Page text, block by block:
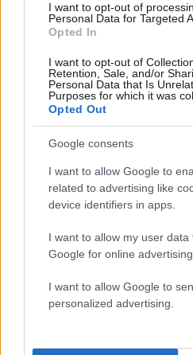
I want to opt-out of
Personal Data for Targeted
Opted In
I want to opt-out of
Retention, Sale, and/or
Personal Data that Is
Purposes for which it was
Opted Out
Google consents
I want to allow Google to
related to advertising like
device identifiers in apps.
I want to allow my user data
Google for online
I want to allow Google to
personalized advertising.
EUROVISION
Ακολουθήστε το Νewsit.gr στο
ενημερωθείτε πρώτοι για όλη
τελευταία νέα
Έφυγαν οι
«Ελπίδα για τη
Σαμοθράκη: «Μαμά